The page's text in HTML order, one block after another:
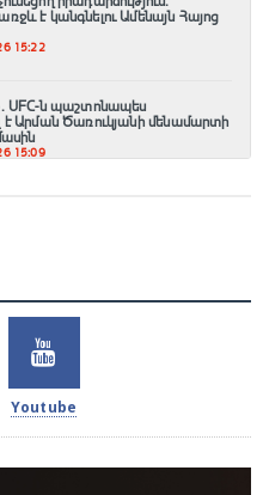
է կանգնելու Ամենայն Հայոց
15:22
UFC-ն պաշտոնապես
է Արման Ծառուկյանի մենամարտի
15:09
620
SHARES
Youtube